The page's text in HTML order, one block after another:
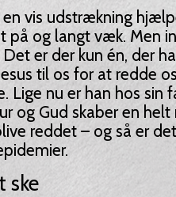
vis udstrækning
på og langt væk. Men
er der kun én, der
til os for at redde
Lige nu er han hos sin
og Gud skaber en
reddet – og så er
ske